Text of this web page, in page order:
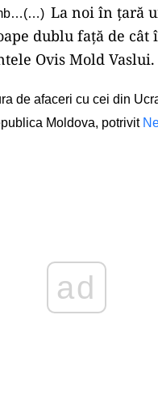
La noi în țară
dublu față de
Ovis Mold Vaslui.
de afaceri cu cei din
Moldova, potrivit